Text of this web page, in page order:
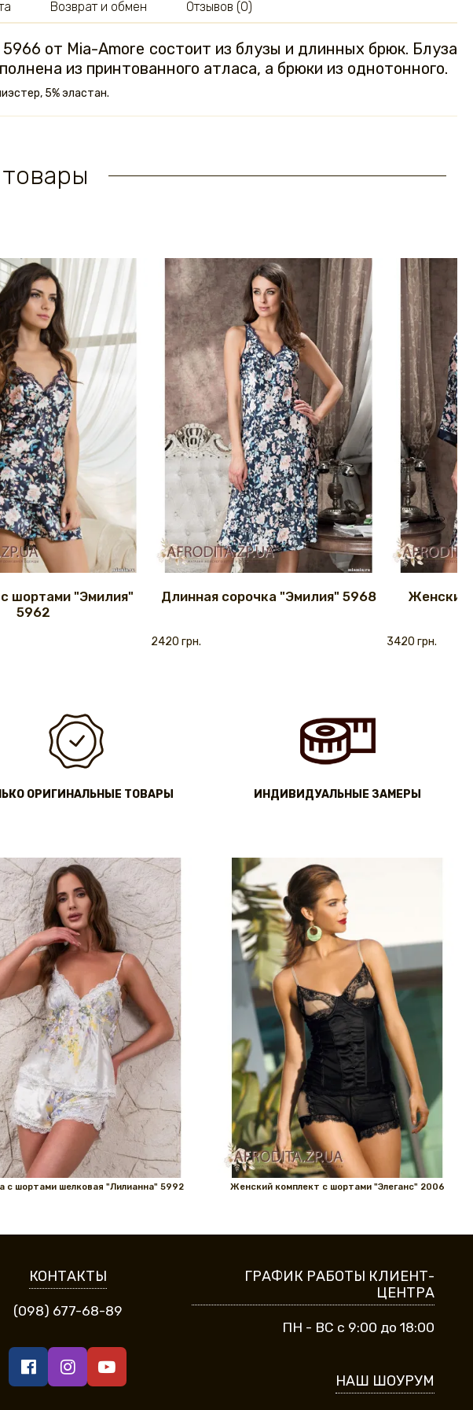
от Mia-Amore состоит из блузы и длинных брюк. Блуза
из принтованного атласа, а брюки из однотонного.
5% эластан.
Возврат и обмен Отзывов (0)
шортами "Эмилия"
5962
Длинная сорочка "Эмилия" 5968
2420 грн.
Женский
3420 грн.
ОРИГИНАЛЬНЫЕ ТОВАРЫ ИНДИВИДУАЛЬНЫЕ ЗАМЕРЫ
с шортами шелковая "Лилианна" 5992 Женский комплект с шортами "Элеганс" 2006
КОНТАКТЫ
(098) 677-68-89
ГРАФИК РАБОТЫ КЛИЕНТ-
ЦЕНТРА
ПН - ВС с 9:00 до 18:00
НАШ ШОУРУМ